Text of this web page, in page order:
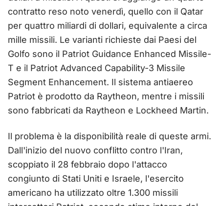
contratto reso noto venerdì, quello con il Qatar
per quattro miliardi di dollari, equivalente a circa
mille missili. Le varianti richieste dai Paesi del
Golfo sono il Patriot Guidance Enhanced Missile-
T e il Patriot Advanced Capability-3 Missile
Segment Enhancement. Il sistema antiaereo
Patriot è prodotto da Raytheon, mentre i missili
sono fabbricati da Raytheon e Lockheed Martin.
Il problema è la disponibilità reale di queste armi.
Dall'inizio del nuovo conflitto contro l'Iran,
scoppiato il 28 febbraio dopo l'attacco
congiunto di Stati Uniti e Israele, l'esercito
americano ha utilizzato oltre 1.300 missili